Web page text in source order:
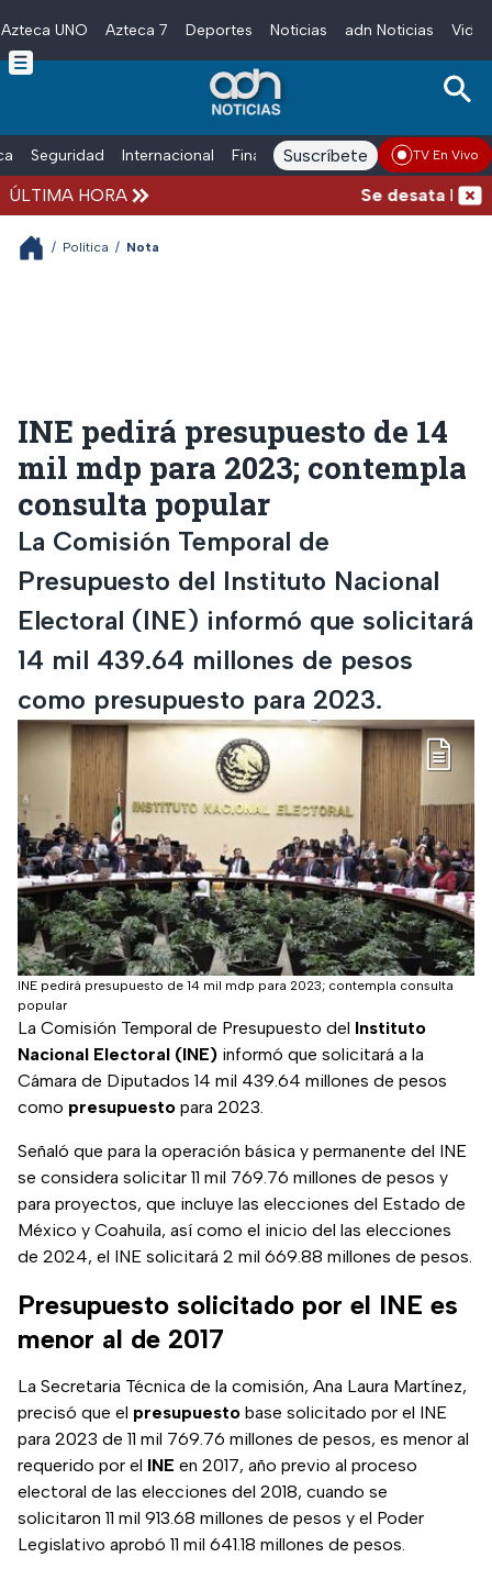
Skip to main content
Azteca UNO Azteca 7 Deportes Noticias adn Noticias
Seguridad Internacional Finanzas adn Noticias Radio
Suscríbete TV En Vivo
ÚLTIMA HORA Se desata
/ Política / Nota
INE pedirá presupuesto de 14
mil mdp para 2023; contempla
consulta popular
La Comisión Temporal de
Presupuesto del Instituto Nacional
Electoral (INE) informó que solicitará
14 mil 439.64 millones de pesos
como presupuesto para 2023.
INE pedirá presupuesto de 14 mil mdp para 2023; contempla consulta
popular
La Comisión Temporal de Presupuesto del Instituto
Nacional Electoral (INE) informó que solicitará a la
Cámara de Diputados 14 mil 439.64 millones de pesos
como presupuesto para 2023.
Señaló que para la operación básica y permanente del INE
se considera solicitar 11 mil 769.76 millones de pesos y
para proyectos, que incluye las elecciones del Estado de
México y Coahuila, así como el inicio del las elecciones
de 2024, el INE solicitará 2 mil 669.88 millones de pesos.
Presupuesto solicitado por el INE es
menor al de 2017
La Secretaria Técnica de la comisión, Ana Laura Martínez,
precisó que el presupuesto base solicitado por el INE
para 2023 de 11 mil 769.76 millones de pesos, es menor al
requerido por el INE en 2017, año previo al proceso
electoral de las elecciones del 2018, cuando se
solicitaron 11 mil 913.68 millones de pesos y el Poder
Legislativo aprobó 11 mil 641.18 millones de pesos.